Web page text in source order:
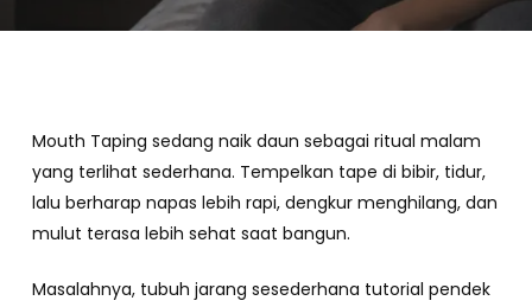
Mouth Taping sedang naik daun sebagai ritual malam
yang terlihat sederhana. Tempelkan tape di bibir, tidur,
lalu berharap napas lebih rapi, dengkur menghilang, dan
mulut terasa lebih sehat saat bangun.
Masalahnya, tubuh jarang sesederhana tutorial pendek